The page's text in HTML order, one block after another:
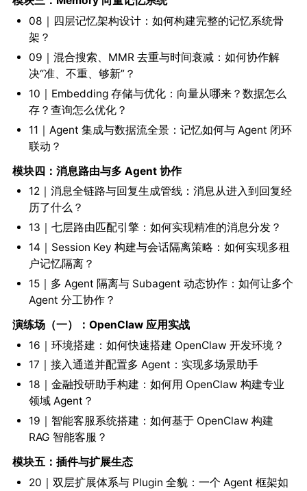
08｜四层记忆架构设计：如何构建完整的记忆系统骨
架？
09｜混合搜索、MMR 去重与时间衰减：如何协作解
决“准、不重、够新”？
10｜Embedding 存储与优化：向量从哪来？数据怎么
存？查询怎么优化？
11｜Agent 集成与数据流全景：记忆如何与 Agent 闭环
联动？
模块四：消息路由与多 Agent 协作
12｜消息全链路与回复生成管线：消息从进入到回复经
历了什么？
13｜七层路由匹配引擎：如何实现精准的消息分发？
14｜Session Key 构建与会话隔离策略：如何实现多租
户记忆隔离？
15｜多 Agent 隔离与 Subagent 动态协作：如何让多个
Agent 分工协作？
演练场（一）：OpenClaw 应用实战
16｜环境搭建：如何快速搭建 OpenClaw 开发环境？
17｜接入通道并配置多 Agent：实现多场景助手
18｜金融投研助手构建：如何用 OpenClaw 构建专业
领域 Agent？
19｜智能客服系统搭建：如何基于 OpenClaw 构建
RAG 智能客服？
模块五：插件与扩展生态
20｜双层扩展体系与 Plugin 全貌：一个 Agent 框架如